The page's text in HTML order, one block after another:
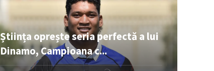
Știința oprește seria perfectă a lui
Dinamo, Campioana c...